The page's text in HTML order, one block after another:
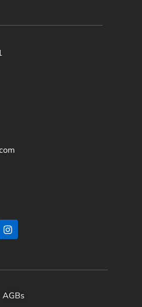
AGBs